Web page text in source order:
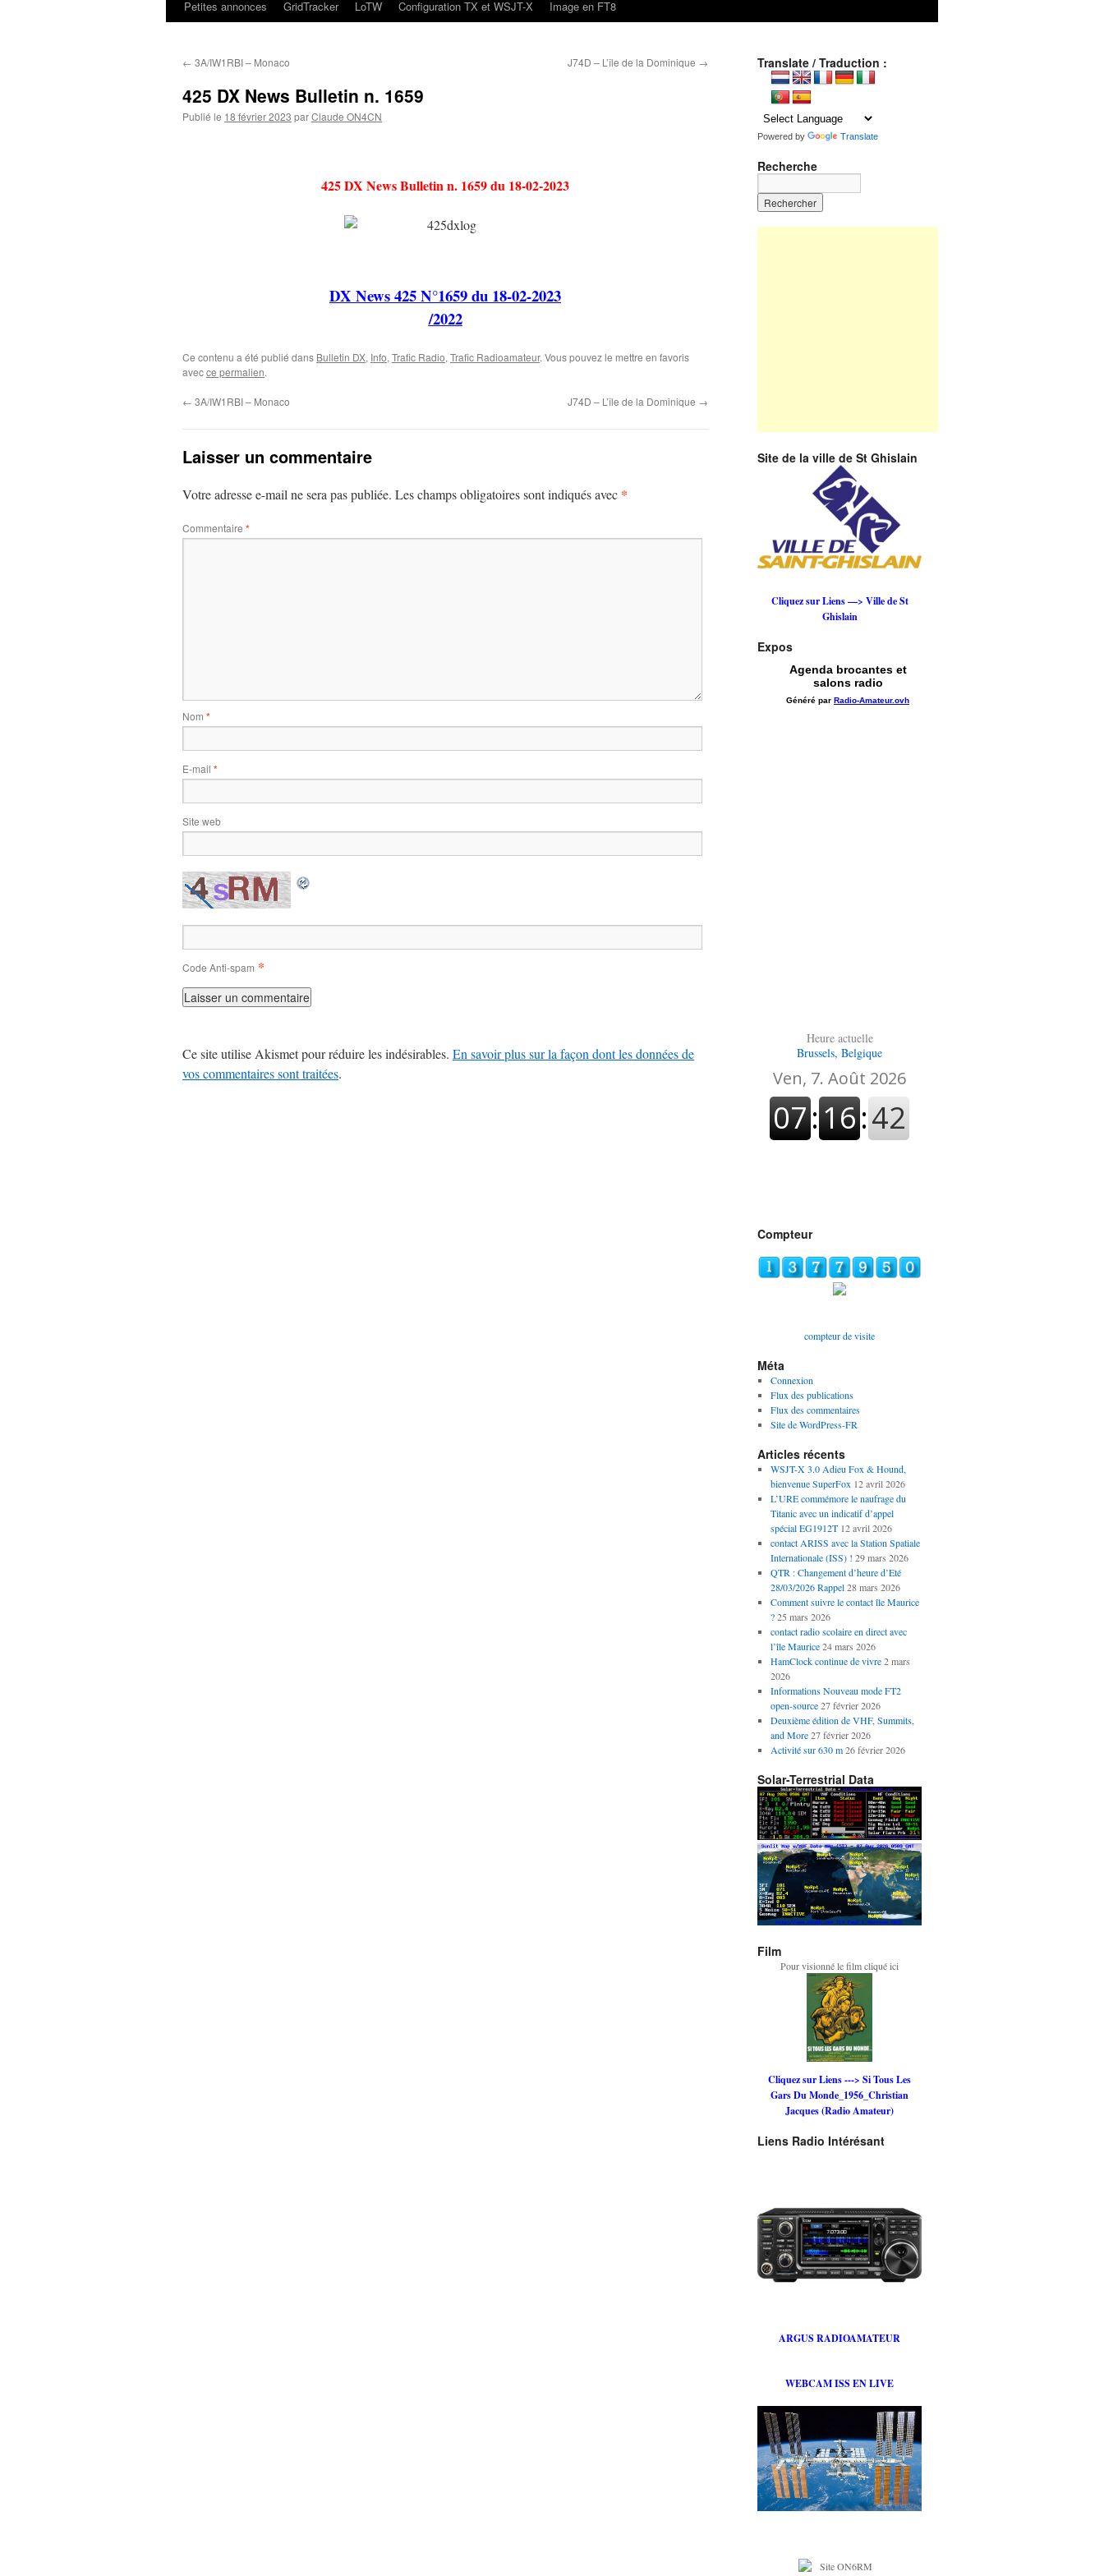
Petites annonces
GridTracker LoTW Configuration TX et WSJT-X Image en FT8
← 3A/IW1RBI – Monaco J74D – L’île de la Dominique →
425 DX News Bulletin n. 1659
Publié le 18 février 2023 parClaude ON4CN
425 DX News Bulletin n. 1659 du 18-02-2023
DX News 425 N°1659 du 18-02-2023
/2022
Ce contenu a été publié dans Bulletin DX, Info, Trafic Radio, Trafic Radioamateur. Vous pouvez le mettre en favoris
avecce permalien.
← 3A/IW1RBI – Monaco J74D – L’île de la Dominique →
Laisser un commentaire
Votre adresse e-mail ne sera pas publiée. Les champs obligatoires sont indiqués avec *
Commentaire *
Nom *
E-mail *
Site web
Code Anti-spam *
Ce site utilise Akismet pour réduire les indésirables. En savoir plus sur la façon dont les données de
vos commentaires sont traitées.
Translate / Traduction :
Powered by Translate
Recherche
Site de la ville de St Ghislain
Cliquez sur Liens —> Ville de St
Ghislain
Expos
Heure actuelle
Brussels, Belgique
Compteur
compteur de visite
Méta
Connexion
Flux des publications
Flux des commentaires
Site de WordPress-FR
Articles récents
WSJT-X 3.0 Adieu Fox & Hound,
bienvenue SuperFox 12 avril 2026
L’URE commémore le naufrage du
Titanic avec un indicatif d’appel
spécial EG1912T 12 avril 2026
contact ARISS avec la Station Spatiale
Internationale (ISS) ! 29 mars 2026
QTR : Changement d’heure d’Eté
28/03/2026 Rappel 28 mars 2026
Comment suivre le contact île Maurice
? 25 mars 2026
contact radio scolaire en direct avec
l’île Maurice 24 mars 2026
HamClock continue de vivre 2 mars
2026
Informations Nouveau mode FT2
open-source 27 février 2026
Deuxième édition de VHF, Summits,
and More 27 février 2026
Activité sur 630 m 26 février 2026
Solar-Terrestrial Data
Film
Pour visionné le film cliqué ici
Cliquez sur Liens ---> Si Tous Les
Gars Du Monde_1956_Christian
Jacques (Radio Amateur)
Liens Radio Intérésant
ARGUS RADIOAMATEUR
WEBCAM ISS EN LIVE